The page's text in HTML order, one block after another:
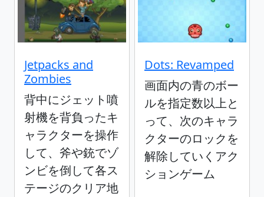
Jetpacks and
Zombies
背中にジェット噴
射機を背負ったキ
ャラクターを操作
して、斧や銃でゾ
ンビを倒して各ス
テージのクリア地
Dots: Revamped
画面内の青のボー
ルを指定数以上と
って、次のキャラ
クターのロックを
解除していくアク
ションゲーム